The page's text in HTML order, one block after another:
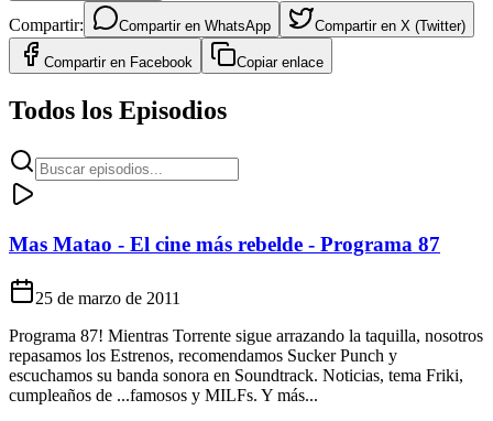
Compartir: Compartir en WhatsApp Compartir en X (Twitter)
Compartir en Facebook Copiar enlace
Todos los Episodios
Mas Matao - El cine más rebelde - Programa 87
25 de marzo de 2011
Programa 87! Mientras Torrente sigue arrazando la taquilla, nosotros
repasamos los Estrenos, recomendamos Sucker Punch y
escuchamos su banda sonora en Soundtrack. Noticias, tema Friki,
cumpleaños de ...famosos y MILFs. Y más...